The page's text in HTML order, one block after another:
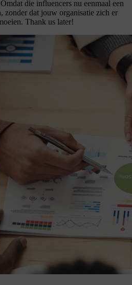
die influencers nu eenmaal een
zonder dat jouw organisatie zich er
Thank us later!